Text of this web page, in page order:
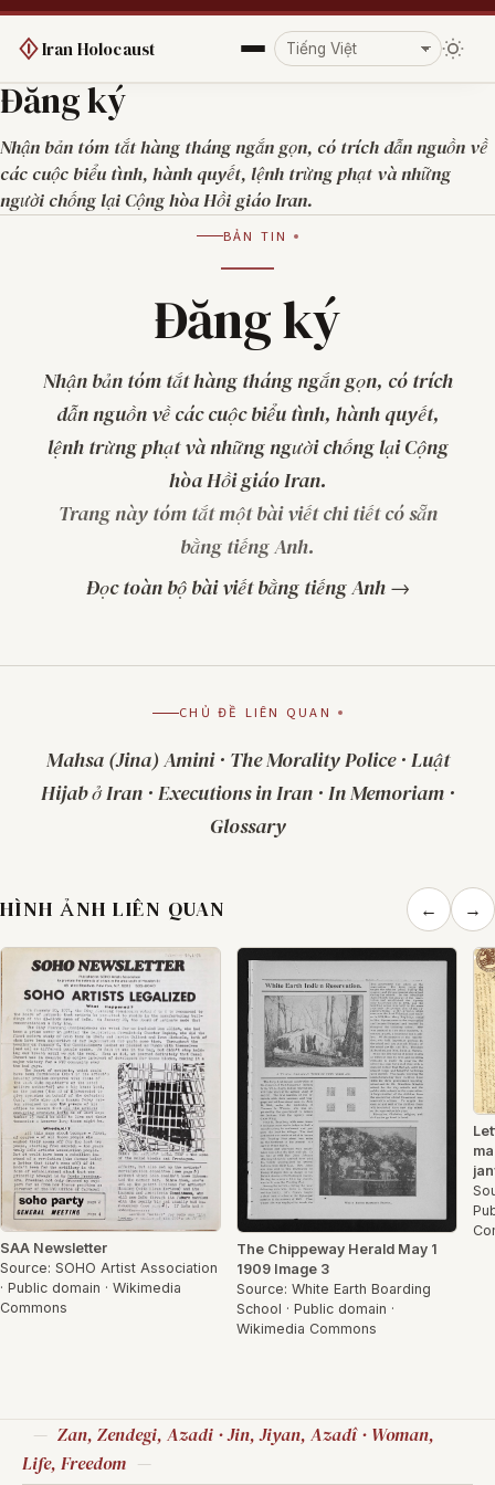
Iran Holocaust
Đăng ký
Nhận bản tóm tắt hàng tháng ngắn gọn, có trích dẫn nguồn về
các cuộc biểu tình, hành quyết, lệnh trừng phạt và những
người chống lại Cộng hòa Hồi giáo Iran.
BẢN TIN
Đăng ký
Nhận bản tóm tắt hàng tháng ngắn gọn, có trích
dẫn nguồn về các cuộc biểu tình, hành quyết,
lệnh trừng phạt và những người chống lại Cộng
hòa Hồi giáo Iran.
Trang này tóm tắt một bài viết chi tiết có sẵn
bằng tiếng Anh.
Đọc toàn bộ bài viết bằng tiếng Anh →
CHỦ ĐỀ LIÊN QUAN
Mahsa (Jina) Amini· The Morality Police· Luật
Hijab ở Iran· Executions in Iran· In Memoriam·
Glossary
HÌNH ẢNH LIÊN QUAN ← →
SAA Newsletter
Source: SOHO Artist Association
· Public domain · Wikimedia
Commons
The Chippeway Herald May 1
1909 Image 3
Source: White Earth Boarding
School · Public domain ·
Wikimedia Commons
Zan, Zendegi, Azadi · Jin, Jiyan, Azadî · Woman,
Life, Freedom